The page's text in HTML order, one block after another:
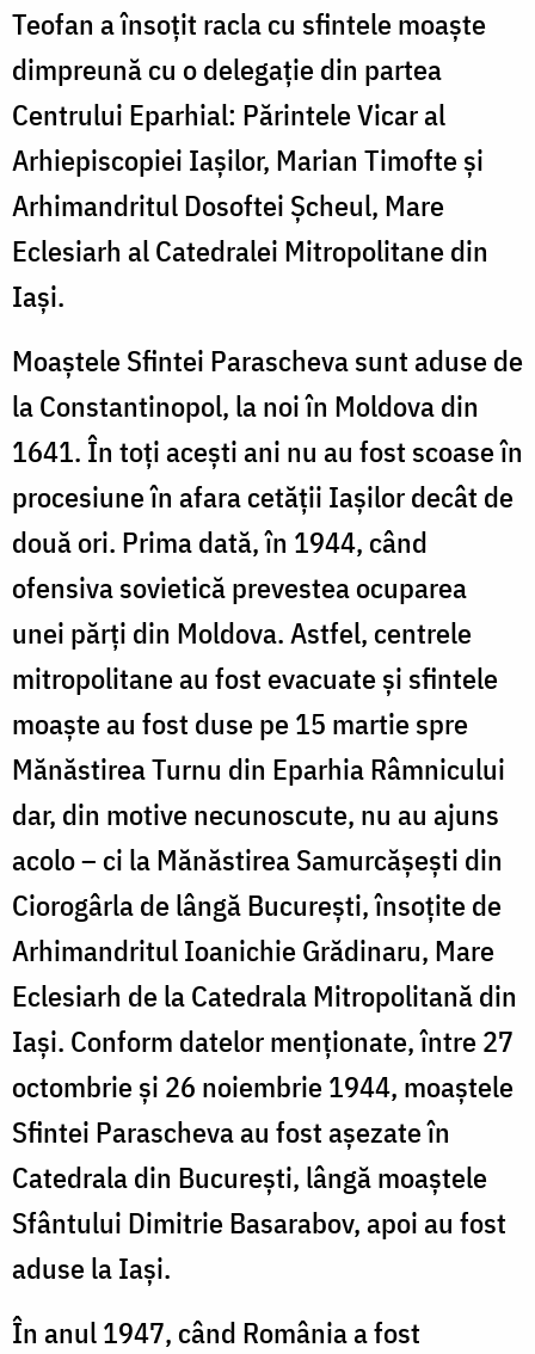
Teofan a însoțit racla cu sfintele moaște
dimpreună cu o delegație din partea
Centrului Eparhial: Părintele Vicar al
Arhiepiscopiei Iașilor, Marian Timofte și
Arhimandritul Dosoftei Șcheul, Mare
Eclesiarh al Catedralei Mitropolitane din
Iași.
Moaștele Sfintei Parascheva sunt aduse de
la Constantinopol, la noi în Moldova din
1641. În toți acești ani nu au fost scoase în
procesiune în afara cetății Iașilor decât de
două ori. Prima dată, în 1944, când
ofensiva sovietică prevestea ocuparea
unei părți din Moldova. Astfel, centrele
mitropolitane au fost evacuate și sfintele
moaște au fost duse pe 15 martie spre
Mănăstirea Turnu din Eparhia Râmnicului
dar, din motive necunoscute, nu au ajuns
acolo – ci la Mănăstirea Samurcășești din
Ciorogârla de lângă București, însoțite de
Arhimandritul Ioanichie Grădinaru, Mare
Eclesiarh de la Catedrala Mitropolitană din
Iași. Conform datelor menționate, între 27
octombrie și 26 noiembrie 1944, moaștele
Sfintei Parascheva au fost așezate în
Catedrala din București, lângă moaștele
Sfântului Dimitrie Basarabov, apoi au fost
aduse la Iași.
În anul 1947, când România a fost